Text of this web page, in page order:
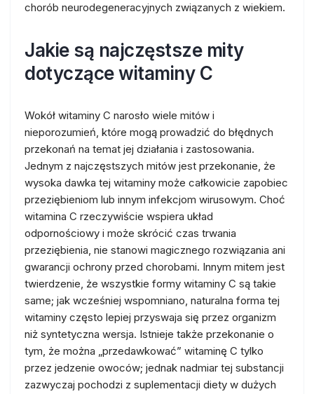
chorób neurodegeneracyjnych związanych z wiekiem.
Jakie są najczęstsze mity
dotyczące witaminy C
Wokół witaminy C narosło wiele mitów i
nieporozumień, które mogą prowadzić do błędnych
przekonań na temat jej działania i zastosowania.
Jednym z najczęstszych mitów jest przekonanie, że
wysoka dawka tej witaminy może całkowicie zapobiec
przeziębieniom lub innym infekcjom wirusowym. Choć
witamina C rzeczywiście wspiera układ
odpornościowy i może skrócić czas trwania
przeziębienia, nie stanowi magicznego rozwiązania ani
gwarancji ochrony przed chorobami. Innym mitem jest
twierdzenie, że wszystkie formy witaminy C są takie
same; jak wcześniej wspomniano, naturalna forma tej
witaminy często lepiej przyswaja się przez organizm
niż syntetyczna wersja. Istnieje także przekonanie o
tym, że można „przedawkować” witaminę C tylko
przez jedzenie owoców; jednak nadmiar tej substancji
zazwyczaj pochodzi z suplementacji diety w dużych